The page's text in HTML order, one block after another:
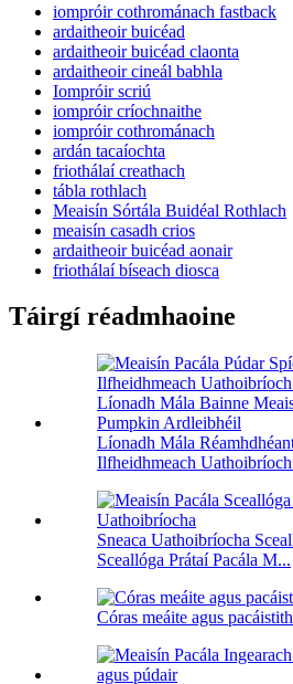
iompróir cothrománach fastback
ardaitheoir buicéad
ardaitheoir buicéad claonta
ardaitheoir cineál babhla
Iompróir scriú
iompróir críochnaithe
iompróir cothrománach
ardán tacaíochta
friothálaí creathach
tábla rothlach
Meaisín Sórtála Buidéal Rothlach
meaisín casadh crios
ardaitheoir buicéad aonair
friothálaí bíseach diosca
Táirgí réadmhaoine
Líonadh Mála
Ilfheidhmeach
Sneaca Uathoibríocha
Sceallóga Prátaí Pacála M...
Córas meáite agus